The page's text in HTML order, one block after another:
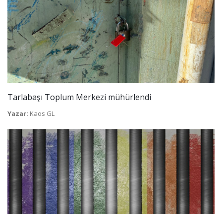
Tarlabaşı Toplum Merkezi mühürlendi
Yazar: Kaos GL